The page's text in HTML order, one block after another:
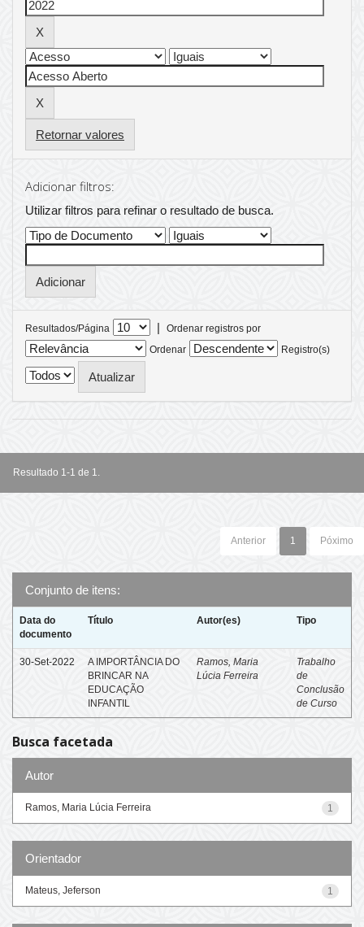
Retornar valores
Adicionar filtros:
Utilizar filtros para refinar o resultado de busca.
Resultados/Página |
Ordenar registros por
Ordenar
Registro(s)
Resultado 1-1 de 1.
Anterior 1 Póximo
Conjunto de itens:
Data do
documento
Título Autor(es) Tipo
30-Set-2022
A IMPORTÂNCIA DO
BRINCAR NA
EDUCAÇÃO
INFANTIL
Ramos, Maria
Lúcia Ferreira
Trabalho
de
Conclusão
de Curso
Busca facetada
Autor
1
Ramos, Maria Lúcia Ferreira
Orientador
1
Mateus, Jeferson